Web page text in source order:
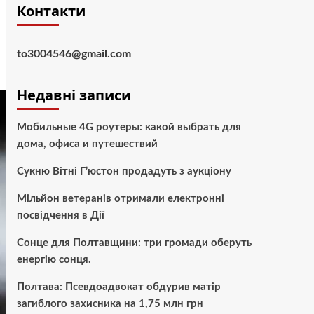
Контакти
to3004546@gmail.com
Недавні записи
Мобильные 4G роутеры: какой выбрать для
дома, офиса и путешествий
Сукню Вітні Г’юстон продадуть з аукціону
Мільйон ветеранів отримали електронні
посвідчення в Дії
Сонце для Полтавщини: три громади оберуть
енергію сонця.
Полтава: Псевдоадвокат обдурив матір
загиблого захисника на 1,75 млн грн